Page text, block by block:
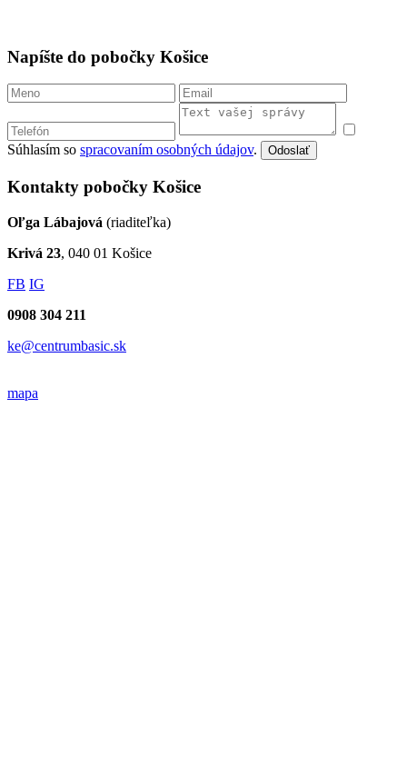
Napíšte do pobočky Košice
Súhlasím so spracovaním osobných údajov. Odoslať
Kontakty pobočky Košice
Oľga Lábajová (riaditeľka)
Krivá 23, 040 01 Košice
FB IG
0908 304 211
ke@centrumbasic.sk
mapa